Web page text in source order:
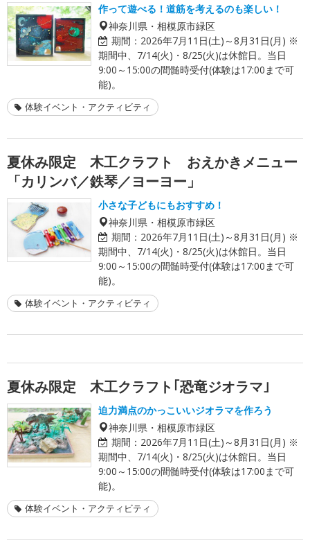
作って遊べる！道筋を考えるのも楽しい！
神奈川県・相模原市緑区
期間： 2026年7月11日(土)～8月31日(月) ※
期間中、7/14(火)・8/25(火)は休館日。当日
9:00～15:00の間髄時受付(体験は17:00まで可
能)。
体験イベント・アクティビティ
夏休み限定 木工クラフト おえかきメニュー
「カリンバ／鉄琴／ヨーヨー」
小さな子どもにもおすすめ！
神奈川県・相模原市緑区
期間： 2026年7月11日(土)～8月31日(月) ※
期間中、7/14(火)・8/25(火)は休館日。当日
9:00～15:00の間髄時受付(体験は17:00まで可
能)。
体験イベント・アクティビティ
夏休み限定 木工クラフト｢恐竜ジオラマ｣
迫力満点のかっこいいジオラマを作ろう
神奈川県・相模原市緑区
期間： 2026年7月11日(土)～8月31日(月) ※
期間中、7/14(火)・8/25(火)は休館日。当日
9:00～15:00の間髄時受付(体験は17:00まで可
能)。
体験イベント・アクティビティ